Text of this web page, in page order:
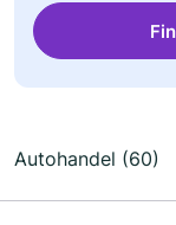
Autohandel (60)